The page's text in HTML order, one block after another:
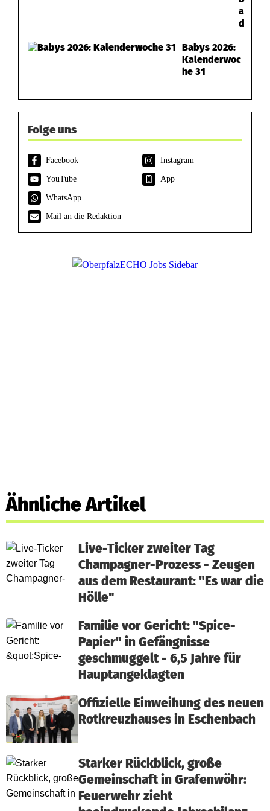
a
d
Babys 2026:
Kalenderwoc
he 31
Folge uns
Facebook
Instagram
YouTube
App
WhatsApp
Mail an die Redaktion
Ähnliche Artikel
Live-Ticker zweiter Tag
Champagner-Prozess - Zeugen
aus dem Restaurant: "Es war die
Hölle"
Familie vor Gericht: "Spice-
Papier" in Gefängnisse
geschmuggelt - 6,5 Jahre für
Hauptangeklagten
Offizielle Einweihung des neuen
Rotkreuzhauses in Eschenbach
Starker Rückblick, große
Gemeinschaft in Grafenwöhr:
Feuerwehr zieht